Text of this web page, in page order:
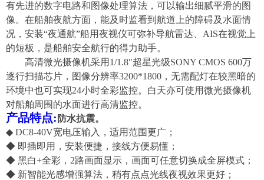
有先进的数字电路和图像处理算法，可以输出细腻平滑的图
像。 在船舶夜航方面，能及时监看到航道上的障碍及水面情
况， 安装“夜通航”船用夜视仪可弥补导航雷达、 AIS在视觉上
的短板， 是船舶安全航行的得力助手。
高清微光摄像机采用 1/1.8"超星光级SONY CMOS 600万
逐行扫描芯片，图像分辨率3200*1800 ，无需配灯在较黑暗的
环境中也可实现24小时全彩监控。白天亦可使用微光摄像机
对船舶周围的水面进行高清监控。
产品特点: 防水抗震。
◆ DC8-40V宽电压输入，适用范围更广 ；
◆ 即插即用，安装便捷，接线方便易懂；
◆ 黑白+全彩，2路画面显示， 画面可任意切换成全屏模式 ；
◆ 新智能光感增强算法，稍有点点光线夜视效果更好；